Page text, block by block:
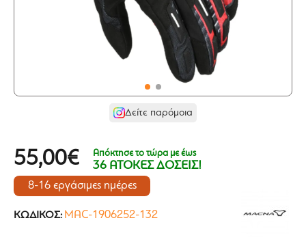
Δείτε παρόμοια
55,00€ Απόκτησε το τώρα με έως
36 ΑΤΟΚΕΣ ΔΟΣΕΙΣ!
8-16 εργάσιμες ημέρες
ΚΩΔΙΚΌΣ: MAC-1906252-132